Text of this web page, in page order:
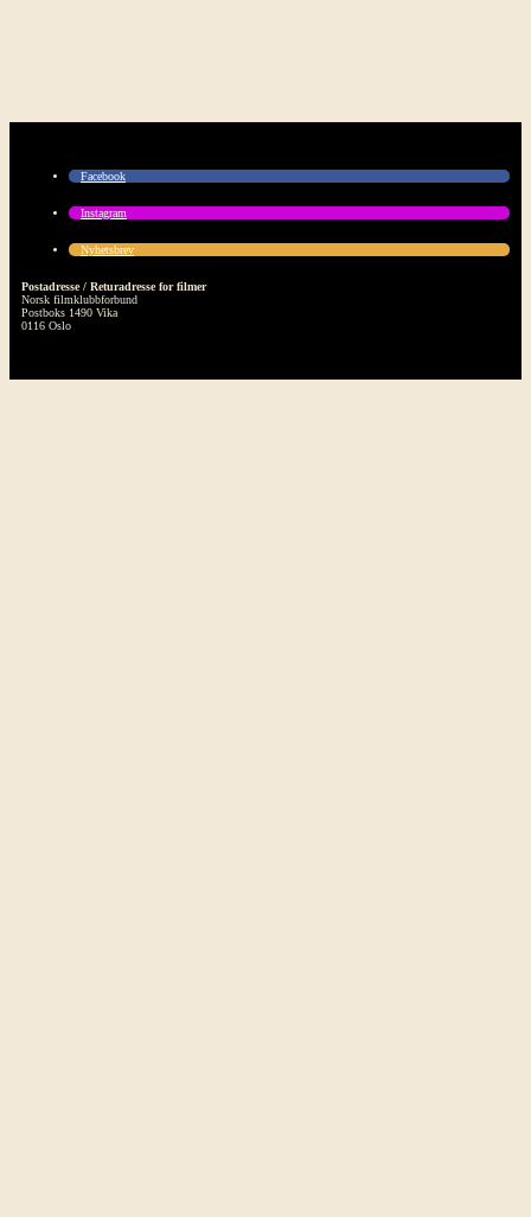
Facebook
Instagram
Nyhetsbrev
Postadresse / Returadresse for filmer
Norsk filmklubbforbund
Postboks 1490 Vika
0116 Oslo